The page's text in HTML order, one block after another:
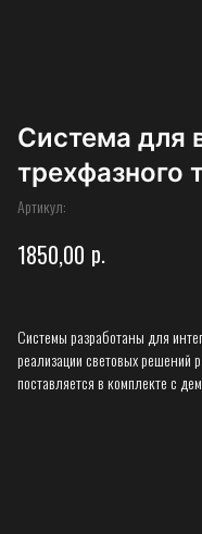
Система для
трехфазного
Артикул:
1850,00 р.
Системы разработаны для
реализации световых решений
поставляется в комплекте с